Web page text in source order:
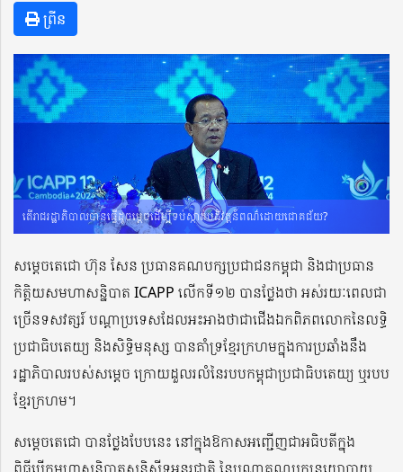
ព្រីន
តើរាជរដ្ឋាភិបាលបានធ្វើដូចម្ដេចដើម្បីទប់ស្កាត់បដិវត្តន៍ពណ៌ដោយជោគជ័យ?
សម្តេចតេជោ ហ៊ុន សែន ប្រធានគណបក្សប្រជាជនកម្ពុជា និងជាប្រធាន
កិត្តិយសមហាសន្និបាត ICAPP លើកទី១២ បានថ្លែងថា អស់រយៈពេលជា
ច្រើនទសវត្សរ៍ បណ្ដាប្រទេសដែលអះអាងថាជាជើងឯកពិភពលោកនៃលទ្ធិ
ប្រជាធិបតេយ្យ និងសិទ្ធិមនុស្ស បានគាំទ្រខ្មែរក្រហមក្នុងការប្រឆាំងនឹង
រដ្ឋាភិបាលរបស់សម្ដេច ក្រោយដួលរលំនៃរបបកម្ពុជាប្រជាធិបតេយ្យ ឬរបប
ខ្មែរក្រហម។
សម្តេចតេជោ បានថ្លែងបែបនេះ នៅក្នុងឱកាសអញ្ជើញជាអធិបតីក្នុង